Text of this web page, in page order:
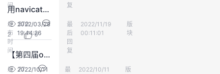
间
复
用navicat15连接华为云openguass数据库
发
布
时
间
2022/03/28
19:44:26
最
后
回
复
yd_211063369
2022/11/19
00:11:01
版
块
970
2
0
【第四届openGauss征文活动参赛作品】openGauss 3.0学习第四天：闪回恢复
发 2022/10/11
最
Gauss松鼠会
2022/10/11
版
77